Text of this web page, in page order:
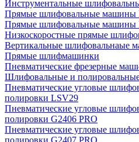
Инструментальные
Прямые шлифовальные машины
Прямые шлифовальные машины
Низкоскоростные прямые
Вертикальные шлифовальнаые
Прямые шлифмашинки
Пневматические фрезерные
Шлифовальные и
Пневматические угловые
полировки LSV29
Пневматические угловые
полировки G2406 PRO
Пневматические угловые
полировки G2407 PRO